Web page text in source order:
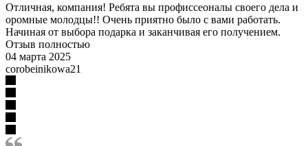
Отличная, компания! Ребята вы профиссеоналы своего дела и
оромные молодцы!! Очень приятно было с вами работать.
Начиная от выбора подарка и заканчивая его получением.
Отзыв полностью
04 марта 2025
corobeinikowa21